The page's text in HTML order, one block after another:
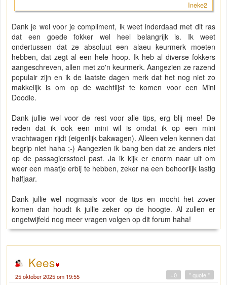
Ineke2
Dank je wel voor je compliment, ik weet inderdaad met dit ras
dat een goede fokker wel heel belangrijk is. Ik weet
ondertussen dat ze absoluut een alaeu keurmerk moeten
hebben, dat zegt al een hele hoop. Ik heb al diverse fokkers
aangeschreven, allen met zo'n keurmerk. Aangezien ze razend
populair zijn en ik de laatste dagen merk dat het nog niet zo
makkelijk is om op de wachtlijst te komen voor een Mini
Doodle.
Dank jullie wel voor de rest voor alle tips, erg blij mee! De
reden dat ik ook een mini wil is omdat ik op een mini
vrachtwagen rijdt (eigenlijk bakwagen). Alleen velen kennen dat
begrip niet haha ;-) Aangezien ik bang ben dat ze anders niet
op de passagiersstoel past. Ja ik kijk er enorm naar uit om
weer een maatje erbij te hebben, zeker na een behoorlijk lastig
halfjaar.
Dank jullie wel nogmaals voor de tips en mocht het zover
komen dan houdt ik jullie zeker op de hoogte. Al zullen er
ongetwijfeld nog meer vragen volgen op dit forum haha!
Kees
25 oktober 2025 om 19:55 " quote "
+0